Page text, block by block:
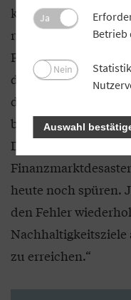
keineswegs
risikoärmer sind als
Finanzkrise haben
die Politik
damals die massiv
begünstigte
Diese Eingriffe
heute noch spüren.
den Fehler
zu erreichen.“
Ja
Betrieb
Nein
Auswahl